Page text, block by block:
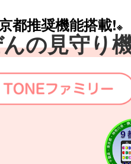
都推奨機能搭載!※
の見守り